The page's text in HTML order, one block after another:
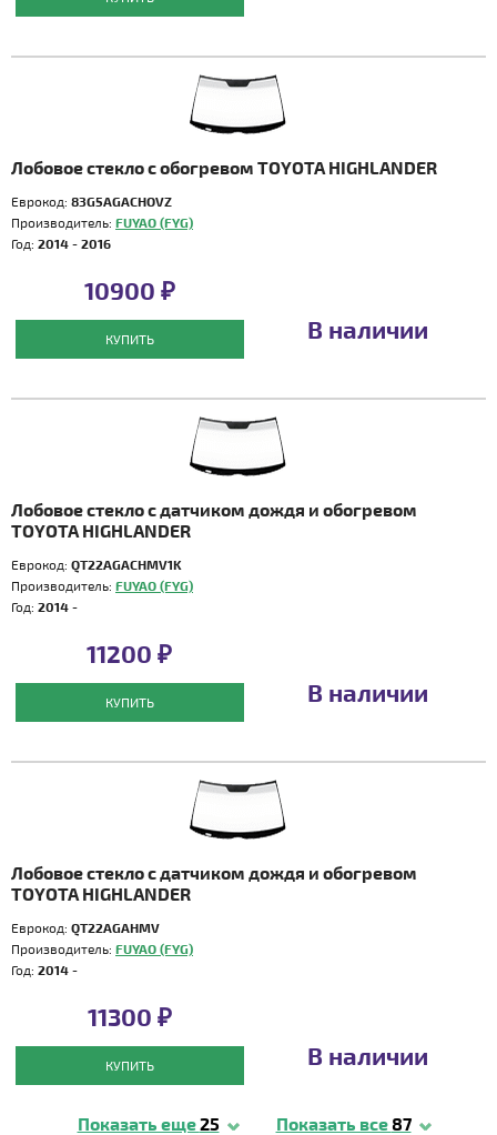
Лобовое стекло с обогревом TOYOTA HIGHLANDER
Еврокод: 83G5AGACHOVZ
Производитель: FUYAO (FYG)
Год: 2014 - 2016
10900 ₽
КУПИТЬ В наличии
Лобовое стекло с датчиком дождя и обогревом
TOYOTA HIGHLANDER
Еврокод: QT22AGACHMV1K
Производитель: FUYAO (FYG)
Год: 2014 -
11200 ₽
КУПИТЬ В наличии
Лобовое стекло с датчиком дождя и обогревом
TOYOTA HIGHLANDER
Еврокод: QT22AGAHMV
Производитель: FUYAO (FYG)
Год: 2014 -
11300 ₽
КУПИТЬ В наличии
Показать еще25 Показать все87